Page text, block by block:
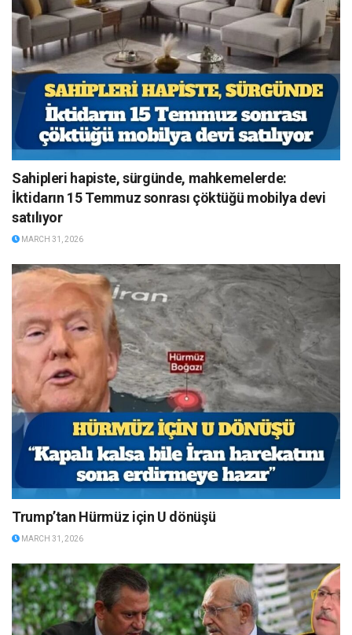
Sahipleri hapiste, sürgünde, mahkemelerde:
İktidarın 15 Temmuz sonrası çöktüğü mobilya devi
satılıyor
MARCH 31, 2026
Trump’tan Hürmüz için U dönüşü
MARCH 31, 2026